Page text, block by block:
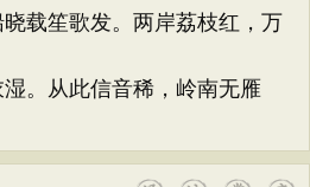
载笙歌发。两岸荔枝红，万
。从此信音稀，岭南无雁